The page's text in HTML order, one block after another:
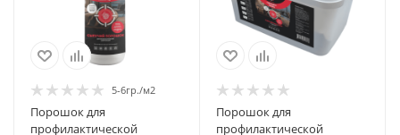
5-6гр./м2
Порошок для
профилактической
Порошок для
профилактической